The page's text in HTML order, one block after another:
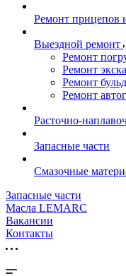
Ремонт прицепов
Выездной ремонт
Ремонт
Ремонт
Ремонт
Ремонт
Расточно-
Запасные части
Смазочные
Запасные части
Масла LEMARC
Вакансии
Контакты